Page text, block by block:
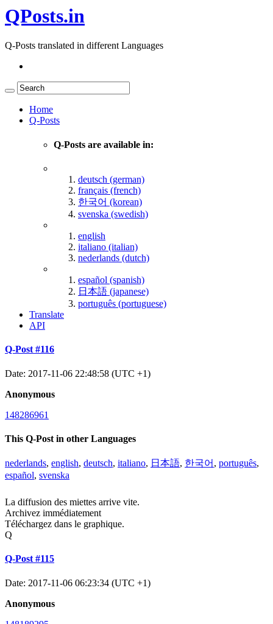
QPosts.in
Q-Posts translated in different Languages
Home
Q-Posts
Q-Posts are available in:
deutsch (german)
français (french)
한국어 (korean)
svenska (swedish)
english
italiano (italian)
nederlands (dutch)
español (spanish)
日本語 (japanese)
português (portuguese)
Translate
API
Q-Post #116
Date: 2017-11-06 22:48:58 (UTC +1)
Anonymous
148286961
This Q-Post in other Languages
nederlands, english, deutsch, italiano, 日本語, 한국어 , português,
español, svenska
La diffusion des miettes arrive vite.
Archivez immédiatement
Téléchargez dans le graphique.
Q
Q-Post #115
Date: 2017-11-06 06:23:34 (UTC +1)
Anonymous